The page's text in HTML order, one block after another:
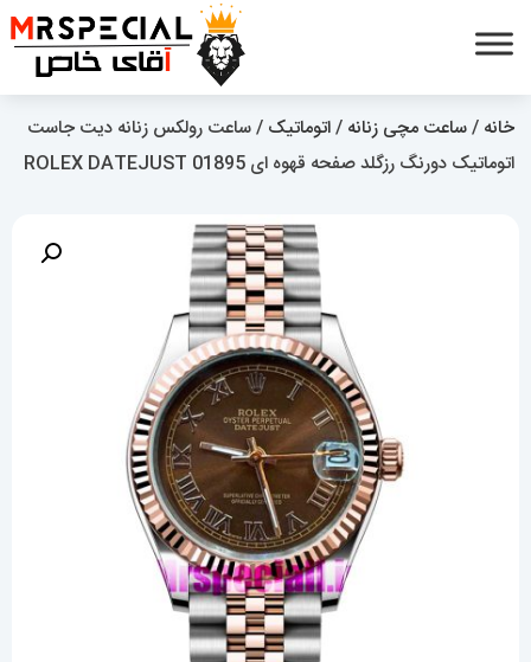
خانه /ساعت مچی زنانه /اتوماتیک / ساعت رولکس زنانه دیت جاست
اتوماتیک دورنگ رزگلد صفحه قهوه ای 01895 ROLEX DATEJUST